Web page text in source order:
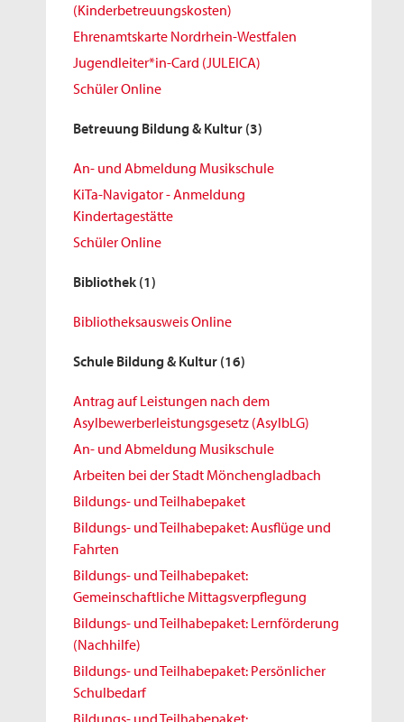
(Kinderbetreuungskosten)
Ehrenamtskarte Nordrhein-Westfalen
Jugendleiter*in-Card (JULEICA)
Schüler Online
Betreuung Bildung & Kultur (3)
An- und Abmeldung Musikschule
KiTa-Navigator - Anmeldung
Kindertagestätte
Schüler Online
Bibliothek (1)
Bibliotheksausweis Online
Schule Bildung & Kultur (16)
Antrag auf Leistungen nach dem
Asylbewerberleistungsgesetz (AsylbLG)
An- und Abmeldung Musikschule
Arbeiten bei der Stadt Mönchengladbach
Bildungs- und Teilhabepaket
Bildungs- und Teilhabepaket: Ausflüge und
Fahrten
Bildungs- und Teilhabepaket:
Gemeinschaftliche Mittagsverpflegung
Bildungs- und Teilhabepaket: Lernförderung
(Nachhilfe)
Bildungs- und Teilhabepaket: Persönlicher
Schulbedarf
Bildungs- und Teilhabepaket: